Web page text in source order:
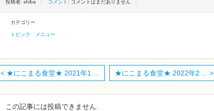
投稿者: shiba コメント : コメントはまだありません
カテゴリー
トピック メニュー
< ★にこまる食堂★ 2021年1 ... ★にこまる食堂★ 2022年2 ... >
この記事には投稿できません.